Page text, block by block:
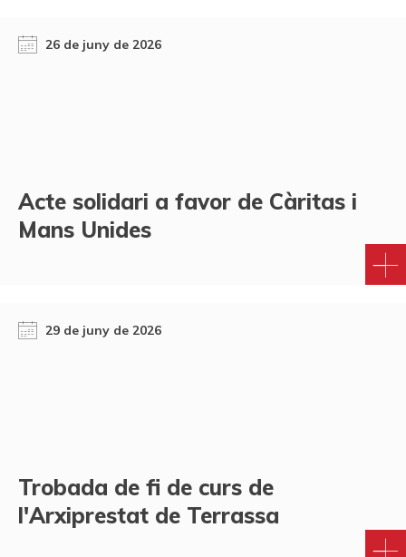
26 de juny de 2026
Acte solidari a favor de Càritas i
Mans Unides
29 de juny de 2026
Trobada de fi de curs de
l'Arxiprestat de Terrassa